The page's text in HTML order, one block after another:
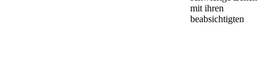
mit ihren
beabsichtigten